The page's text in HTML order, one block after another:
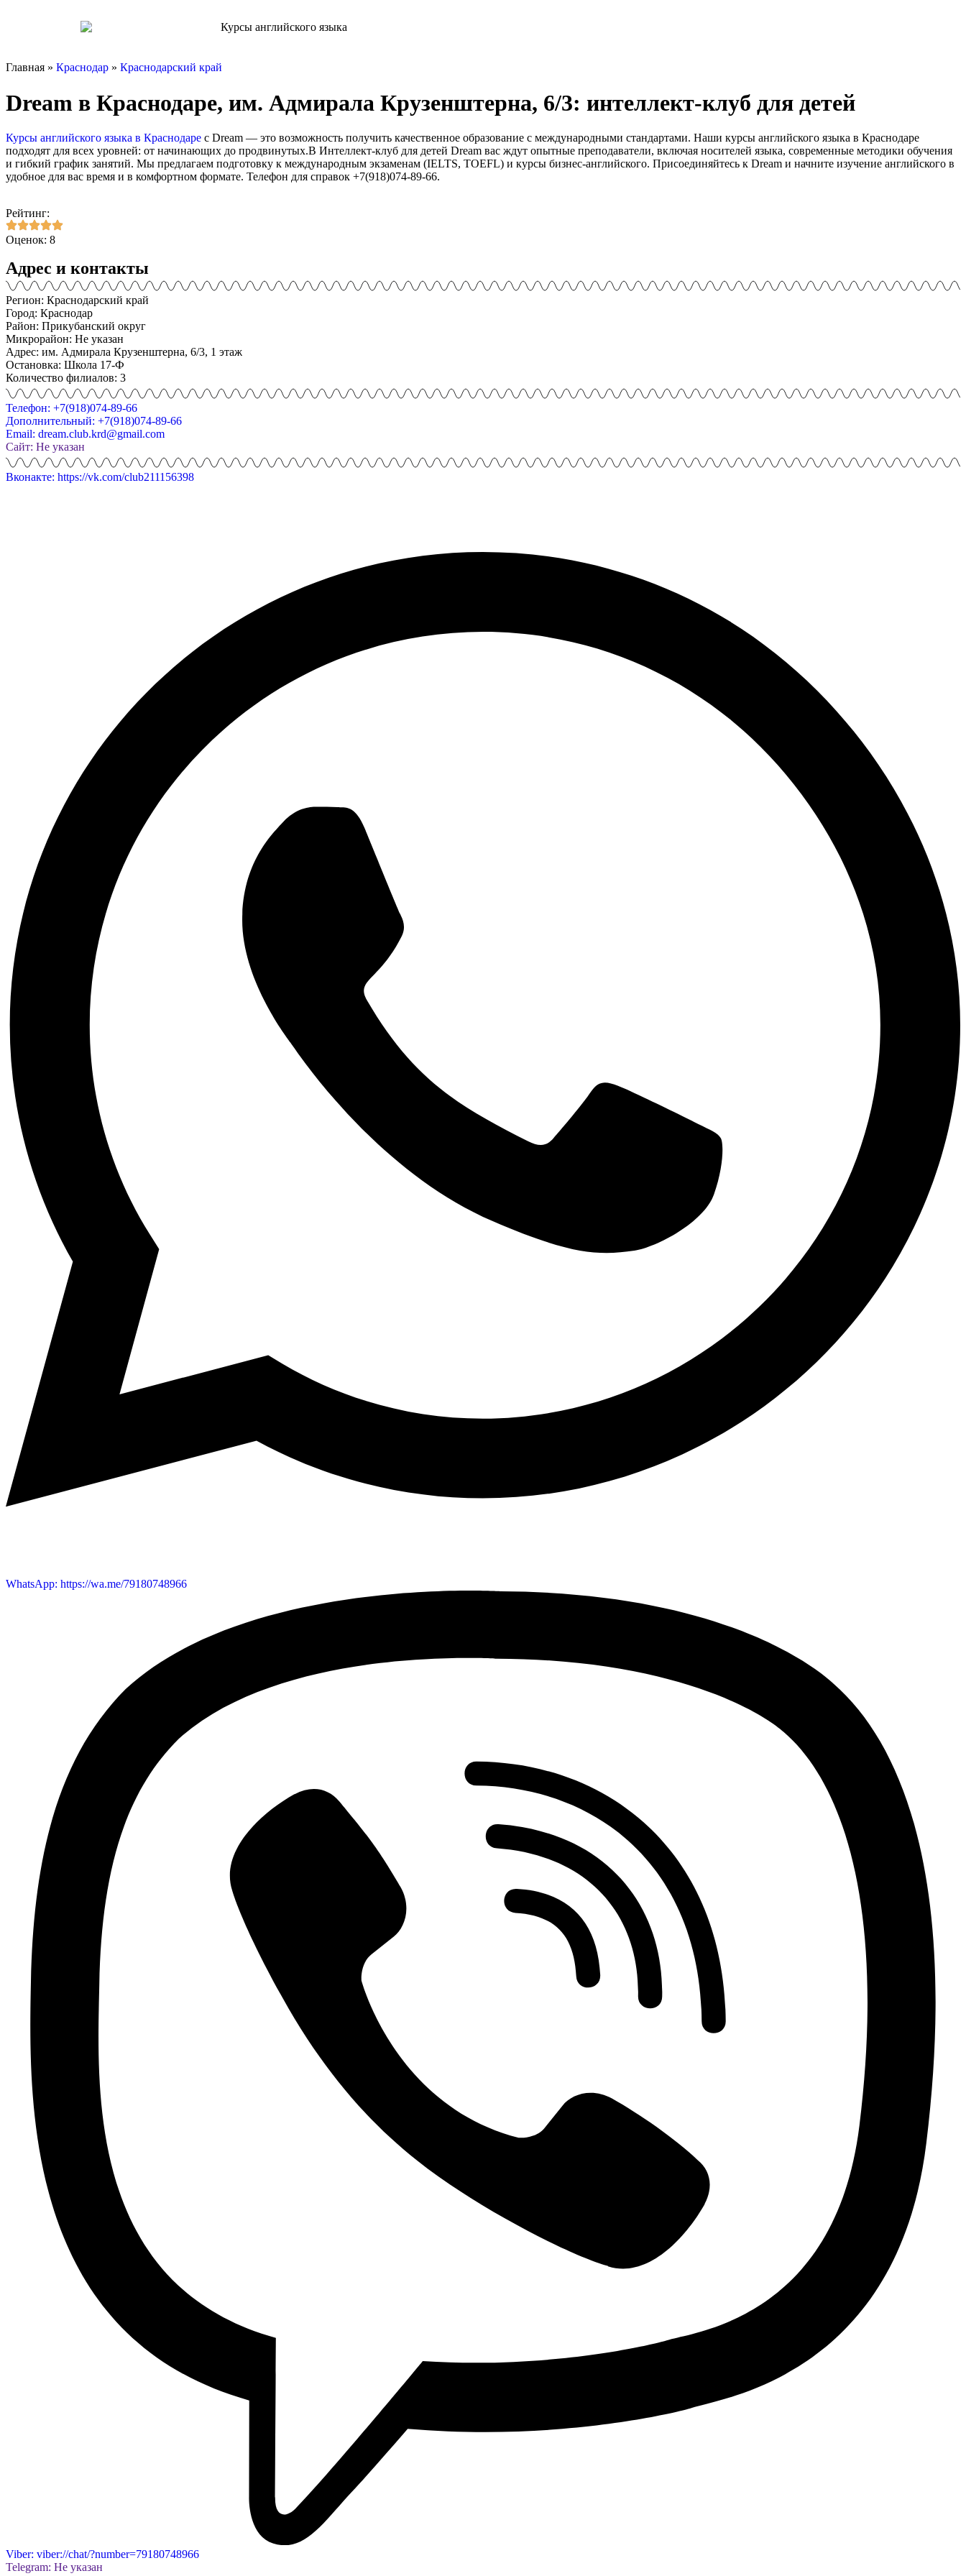
Главная » Краснодар » Краснодарский край
Dream в Краснодаре, им. Адмирала Крузенштерна, 6/3: интеллект-клуб для детей
Курсы английского языка в Краснодаре с Dream — это возможность получить качественное образование с международными стандартами. Наши курсы английского языка в Краснодаре
подходят для всех уровней: от начинающих до продвинутых.В Интеллект-клуб для детей Dream вас ждут опытные преподаватели, включая носителей языка, современные методики обучения
и гибкий график занятий. Мы предлагаем подготовку к международным экзаменам (IELTS, TOEFL) и курсы бизнес-английского. Присоединяйтесь к Dream и начните изучение английского в
удобное для вас время и в комфортном формате. Телефон для справок +7(918)074-89-66.
Рейтинг:
Оценок: 8
Адрес и контакты
Регион: Краснодарский край
Город: Краснодар
Район: Прикубанский округ
Микрорайон: Не указан
Адрес: им. Адмирала Крузенштерна, 6/3, 1 этаж
Остановка: Школа 17-Ф
Количество филиалов: 3
Телефон: +7(918)074-89-66
Дополнительный: +7(918)074-89-66
Email: dream.club.krd@gmail.com
Сайт: Не указан
Вконакте: https://vk.com/club211156398
WhatsApp: https://wa.me/79180748966
Viber: viber://chat/?number=79180748966
Telegram: Не указан